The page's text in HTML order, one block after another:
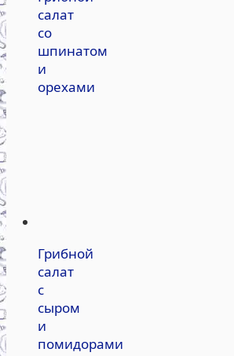
салат
со
шпинатом
и
орехами
Грибной
салат
с
сыром
и
помидорами